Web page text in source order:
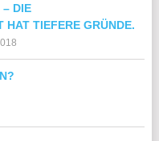
– DIE
HAT TIEFERE GRÜNDE.